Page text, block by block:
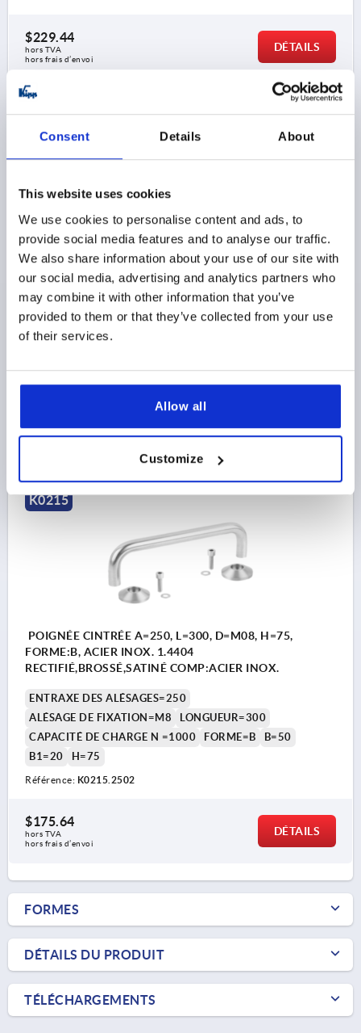
Consent Details About
This website uses cookies
We use cookies to personalise content and ads, to
provide social media features and to analyse our traffic.
We also share information about your use of our site with
our social media, advertising and analytics partners who
may combine it with other information that you’ve
provided to them or that they’ve collected from your use
of their services.
Allow all
Customize
$229.44
hors TVA
hors frais d’envoi
DÉTAILS
POIGNÉE CINTRÉE A=200, L=250, D=M08, H=75,
FORME:B, ACIER INOX. 1.4404
RECTIFIÉ,BROSSÉ,SATINÉ COMP:ACIER INOX.
ENTRAXE DES ALÉSAGES=200
ALÉSAGE DE FIXATION=M8
LONGUEUR=250
CAPACITÉ DE CHARGE N =1000
Référence:K0215.2002
$169.02
DÉTAILS
K0215
POIGNÉE CINTRÉE A=250, L=300, D=M08, H=75,
FORME:B, ACIER INOX. 1.4404
RECTIFIÉ,BROSSÉ,SATINÉ COMP:ACIER INOX.
ENTRAXE DES ALÉSAGES=250
ALÉSAGE DE FIXATION=M8
LONGUEUR=300
CAPACITÉ DE CHARGE N =1000
FORME=B
B=50
B1=20
H=75
Référence: K0215.2502
$175.64
hors TVA
hors frais d’envoi
DÉTAILS
FORMES
DÉTAILS DU PRODUIT
TÉLÉCHARGEMENTS